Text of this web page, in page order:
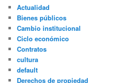
Actualidad
Bienes públicos
Cambio institucional
Ciclo económico
Contratos
cultura
default
Derechos de propiedad